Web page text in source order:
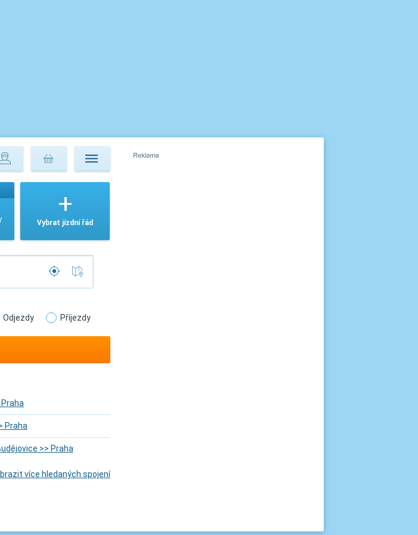
Vybrat jízdní řád
Odjezdy Příjezdy
Praha
Praha
>> Praha
více hledaných spojení